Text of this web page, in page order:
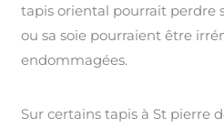
tapis oriental pourrait perdre
ou sa soie pourraient être
endommagées.
Sur certains tapis à St pierre